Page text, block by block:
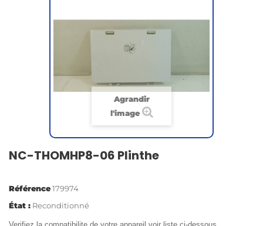
Agrandir
l'image
NC-THOMHP8-06 Plinthe
Référence179974
État : Reconditionné